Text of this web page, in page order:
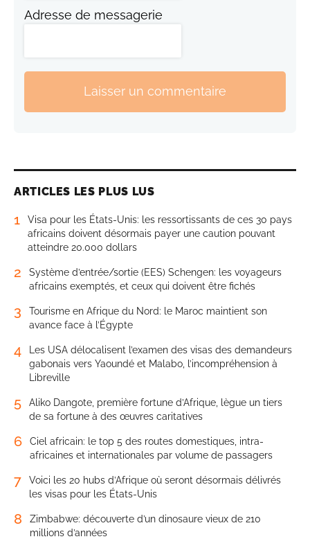
Adresse de messagerie
Laisser un commentaire
ARTICLES LES PLUS LUS
1
Visa pour les États-Unis: les ressortissants de ces 30 pays
africains doivent désormais payer une caution pouvant
atteindre 20.000 dollars
2
Système d’entrée/sortie (EES) Schengen: les voyageurs
africains exemptés, et ceux qui doivent être fichés
3
Tourisme en Afrique du Nord: le Maroc maintient son
avance face à l’Égypte
4
Les USA délocalisent l’examen des visas des demandeurs
gabonais vers Yaoundé et Malabo, l’incompréhension à
Libreville
5
Aliko Dangote, première fortune d’Afrique, lègue un tiers
de sa fortune à des œuvres caritatives
6
Ciel africain: le top 5 des routes domestiques, intra-
africaines et internationales par volume de passagers
7
Voici les 20 hubs d’Afrique où seront désormais délivrés
les visas pour les États-Unis
8
Zimbabwe: découverte d’un dinosaure vieux de 210
millions d’années